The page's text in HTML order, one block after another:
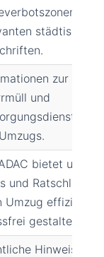
und
städtischen
zur
und
bietet
und Ratschläge,
Umzug effizient
gestalten.
Hinweise